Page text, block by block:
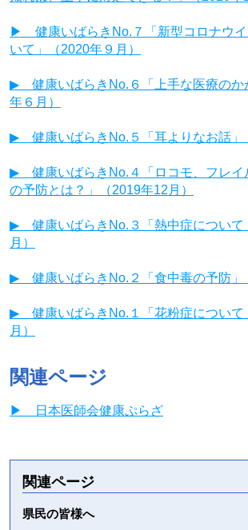
▶ 健康いばらきNo.７「新型コロナウイ
いて」（2020年９月）
▶ 健康いばらきNo.６「上手な医療のか
年６月）
▶ 健康いばらきNo.５「耳よりなお話」
▶ 健康いばらきNo.４「ロコモ、フレイ
の予防とは？」（2019年12月）
▶ 健康いばらきNo.３「熱中症について
月）
▶ 健康いばらきNo.２「食中毒の予防」
▶ 健康いばらきNo.１「花粉症について
月）
関連ページ
▶ 日本医師会健康ぷらざ
関連ページ
県民の皆様へ